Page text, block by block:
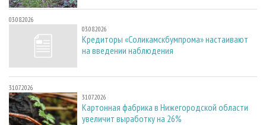
03.08.2026
03.08.2026
Кредиторы «Соликамскбумпрома» настаивают
на введении наблюдения
31.07.2026
31.07.2026
Картонная фабрика в Нижегородской области
увеличит выработку на 26%